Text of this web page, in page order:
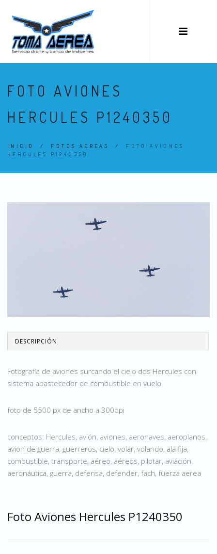
FOTO AVIONES
HERCULES P1240350
INICIO / FOTOS AEREAS / FOTO AVIONES
HERCULES P1240350
DESCRIPCIÓN
Fotografía de aviones surcando el cielo dos Hercules con
sistema abastecedor de combustible en vuelo
foto de 5500 px de ancho a 300dpi
conceptos: Hercules, avión, aviones, aeronaves, aeroplanos,
avion de guerra, guerreros, cielo, volar, volando, ala fija,
combustible, transporte, aéreo, aéreos, pilotar, aviación,
aeronáutica, guerra, defensa, defender, fach, fuerza aerea
Foto Aviones Hercules P1240350